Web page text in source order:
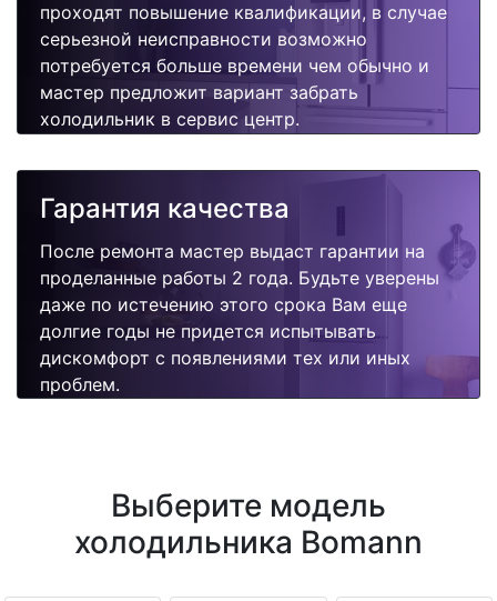
проходят повышение квалификации, в случае
серьезной неисправности возможно
потребуется больше времени чем обычно и
мастер предложит вариант забрать
холодильник в сервис центр.
Гарантия качества
После ремонта мастер выдаст гарантии на
проделанные работы 2 года. Будьте уверены
даже по истечению этого срока Вам еще
долгие годы не придется испытывать
дискомфорт с появлениями тех или иных
проблем.
Выберите модель
холодильника Bomann